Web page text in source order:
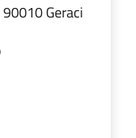
Geraci